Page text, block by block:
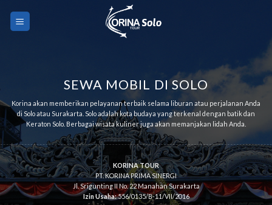
SEWA MOBIL DI SOLO
Korina akan memberikan pelayanan terbaik selama liburan atau perjalanan Anda
di Solo atau Surakarta. Solo adalah kota budaya yang terkenal dengan batik dan
Keraton Solo. Berbagai wisata kuliner juga akan memanjakan lidah Anda.
KORINA TOUR
PT. KORINA PRIMA SINERGI
Jl. Srigunting II No. 22 Manahan Surakarta
Izin Usaha:556/0135/B-11/VII/2016